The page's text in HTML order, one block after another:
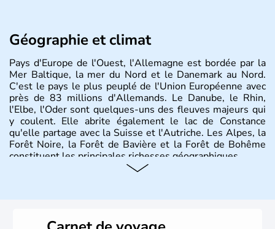
Géographie et climat
Pays d'Europe de l'Ouest, l'Allemagne est bordée par la
Mer Baltique, la mer du Nord et le Danemark au Nord.
C'est le pays le plus peuplé de l'Union Européenne avec
près de 83 millions d'Allemands. Le Danube, le Rhin,
l'Elbe, l'Oder sont quelques-uns des fleuves majeurs qui
y coulent. Elle abrite également le lac de Constance
qu'elle partage avec la Suisse et l'Autriche. Les Alpes, la
Forêt Noire, la Forêt de Bavière et la Forêt de Bohême
constituent les principales richesses géographiques.